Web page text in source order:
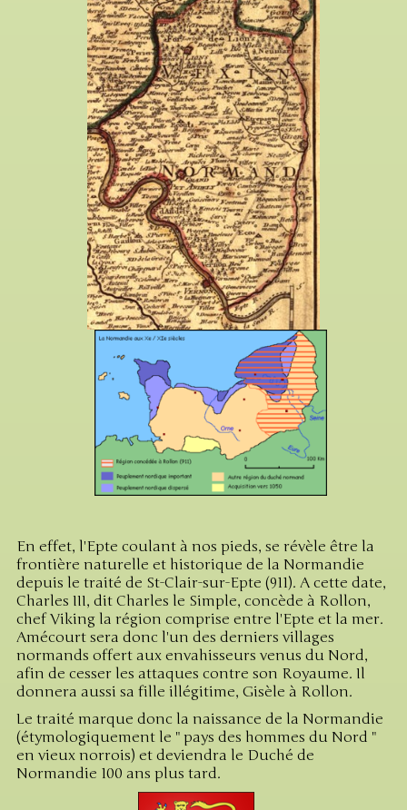
En effet, l'Epte coulant à nos pieds, se révèle être la
frontière naturelle et historique de la Normandie
depuis le traité de St-Clair-sur-Epte (911). A cette date,
Charles III, dit Charles le Simple, concède à Rollon,
chef Viking la région comprise entre l'Epte et la mer.
Amécourt sera donc l'un des derniers villages
normands offert aux envahisseurs venus du Nord,
afin de cesser les attaques contre son Royaume. Il
donnera aussi sa fille illégitime, Gisèle à Rollon.
Le traité marque donc la naissance de la Normandie
(étymologiquement le " pays des hommes du Nord "
en vieux norrois) et deviendra le Duché de
Normandie 100 ans plus tard.